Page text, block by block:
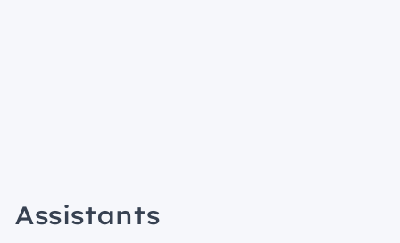
Assistants